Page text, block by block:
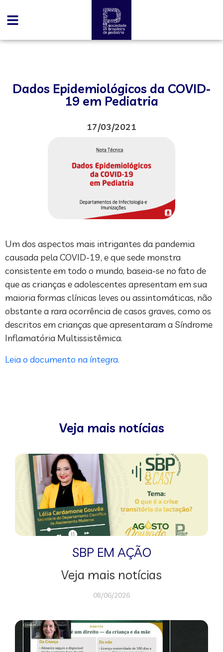
Dados Epidemiológicos da COVID-
19 em Pediatria
17/03/2021
Um dos aspectos mais intrigantes da pandemia
causada pela COVID-19, e que sede monstra
consistente em todo o mundo, baseia-se no fato de
que as crianças e adolescentes apresentam em sua
maioria formas clínicas leves ou assintomáticas, não
obstante a rara ocorrência de casos graves, como os
descritos em crianças que apresentaram a Síndrome
Inflamatória Multissistêmica.
Leia o documento na íntegra.
Veja mais notícias
SBP EM AÇÃO
Veja mais notícias
08/06/2026